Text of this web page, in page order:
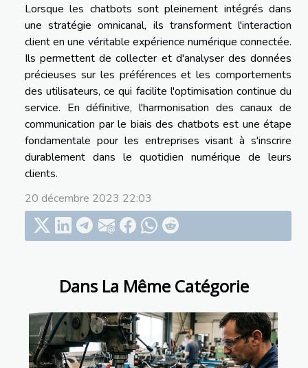
Dans La Même Catégorie
Lorsque les chatbots sont pleinement intégrés dans
une stratégie omnicanal, ils transforment l'interaction
client en une véritable expérience numérique connectée.
Ils permettent de collecter et d'analyser des données
précieuses sur les préférences et les comportements
des utilisateurs, ce qui facilite l'optimisation continue du
service. En définitive, l'harmonisation des canaux de
communication par le biais des chatbots est une étape
fondamentale pour les entreprises visant à s'inscrire
durablement dans le quotidien numérique de leurs
clients.
20 décembre 2023 22:03